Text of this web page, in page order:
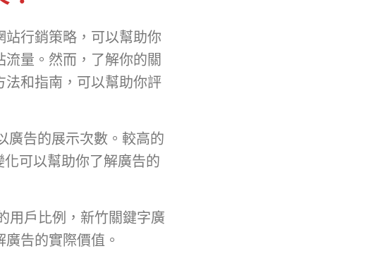
行銷策略，可以幫助你
量。然而，了解你的關
和指南，可以幫助你評
廣告的展示次數。較高的
可以幫助你了解廣告的
用戶比例，新竹關鍵字廣
告的實際價值。